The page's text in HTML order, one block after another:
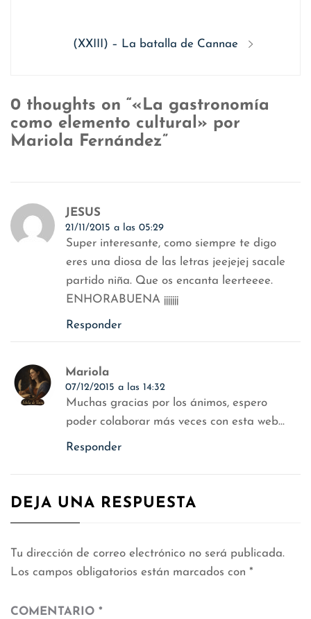
Siguiente
(XXIII) – La batalla de Cannae
0 thoughts on “«La gastronomía
como elemento cultural» por
Mariola Fernández”
JESUS
21/11/2015 a las 05:29
Super interesante, como siempre te digo
eres una diosa de las letras jeejejej sacale
partido niña. Que os encanta leerteeee.
ENHORABUENA ¡¡¡¡¡¡¡
Responder
Mariola
07/12/2015 a las 14:32
Muchas gracias por los ánimos, espero
poder colaborar más veces con esta web…
Responder
DEJA UNA RESPUESTA
Tu dirección de correo electrónico no será publicada.
Los campos obligatorios están marcados con *
COMENTARIO *